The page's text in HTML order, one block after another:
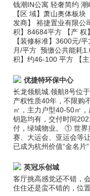
钱潮IN公寓 轻奢简约
【区 域】萧山奥体板
发商】 裕捷置业有限公
积】84684平方 【产 权
【装修标准】3600元/
月/平方 预缴公共能耗
积】约46-100 平方 【
优捷特环保中心
长龙领航城.领航8号位
产权性质40年，不限购
㎡，主力户型40-50㎡
钥匙均有，交付时间
付，绿城物业。 ① 世界
赛、大运会、亚运会等
已成为杭州价值“金名片
英冠乐创城
客厅挑高感觉还不错，
住住还是蛮不错的，位